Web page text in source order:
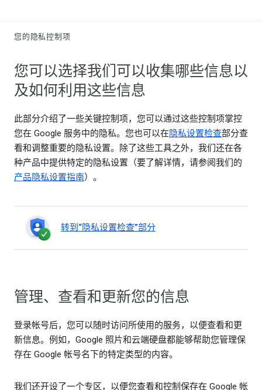
您的隐私控制项
您可以选择我们可以收集哪些信息以
及如何利用这些信息
此部分介绍了一些关键控制项，您可以通过这些控制项掌控
您在 Google 服务中的隐私。您也可以在隐私设置检查部分查
看和调整重要的隐私设置。除了这些工具之外，我们还在各
种产品中提供特定的隐私设置（要了解详情，请参阅我们的
产品隐私设置指南）。
转到“隐私设置检查”部分
管理、查看和更新您的信息
登录帐号后，您可以随时访问所使用的服务，以便查看和更
新信息。例如，Google 照片和云端硬盘都能够帮助您管理保
存在 Google 帐号名下的特定类型的内容。
我们还开设了一个专区，以便您查看和控制保存在 Google 帐